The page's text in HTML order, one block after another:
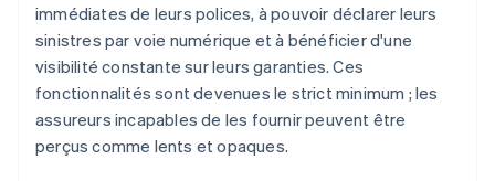
immédiates de leurs polices, à pouvoir déclarer leurs
sinistres par voie numérique et à bénéficier d'une
visibilité constante sur leurs garanties. Ces
fonctionnalités sont devenues le strict minimum ; les
assureurs incapables de les fournir peuvent être
perçus comme lents et opaques.